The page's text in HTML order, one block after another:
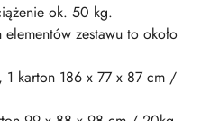
ok. 50 kg.
elementów zestawu to około
1 karton 186 x 77 x 87 cm /